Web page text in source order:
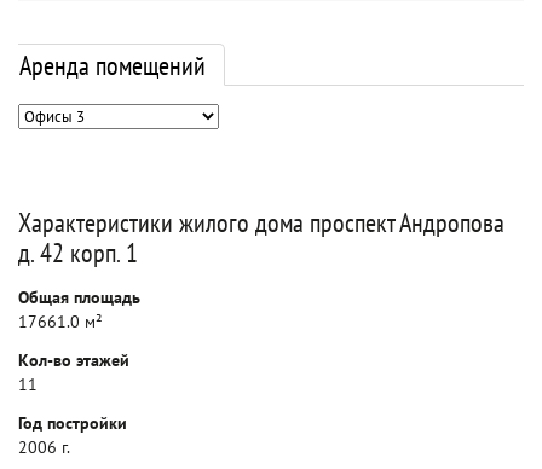
Аренда помещений
Характеристики жилого дома проспект Андропова
д. 42 корп. 1
Общая площадь
17661.0 м²
Кол-во этажей
11
Год постройки
2006 г.